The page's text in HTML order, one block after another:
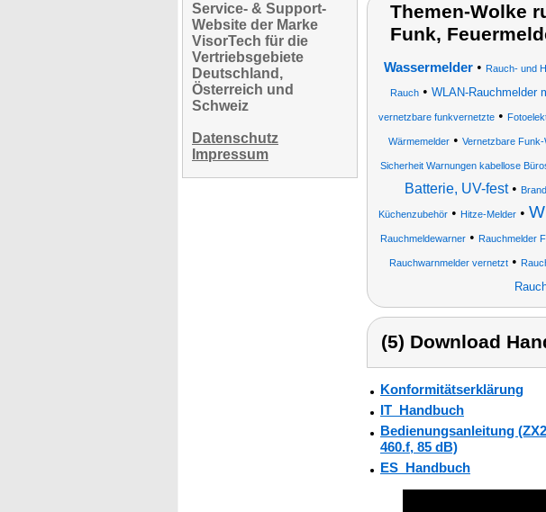
Service- & Support-
Website der Marke
VisorTech für die
Vertriebsgebiete
Deutschland,
Österreich und
Schweiz
Datenschutz
Impressum
Themen-Wolke
Funk,
Wassermelder• Rauch- und
Rauch• WLAN-Rauchmelder
vernetzbare funkvernetzte•
Wärmemelder• Vernetzbare
Sicherheit Warnungen kabellose
Batterie, UV-fest•
Küchenzubehör• Hitze-Melder•
Rauchmeldewarner • Rauchmelder
Rauchwarnmelder vernetzt•
(5) Download
Konformitätserklärung
IT_Handbuch
Bedienungsanleitung
460.f, 85 dB)
ES_Handbuch